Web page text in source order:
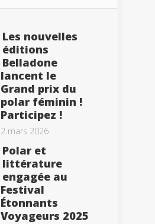
Les nouvelles
éditions
Belladone
lancent le
Grand prix du
polar féminin !
Participez !
2 mars 2026
Polar et
littérature
engagée au
Festival
Étonnants
Voyageurs 2025